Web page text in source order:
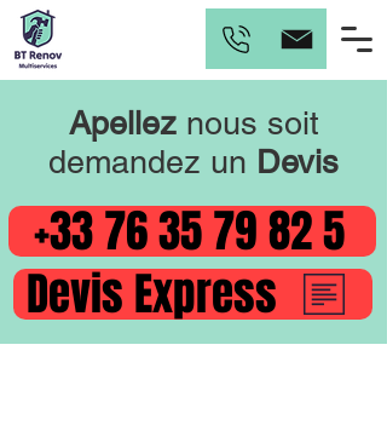
Apelleznous soit
demandez un Devis
+33 76 35 79 82 5
Devis Express